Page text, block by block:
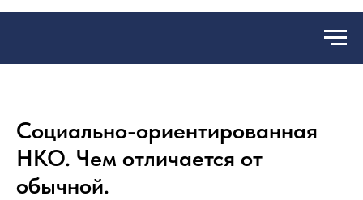
Социально-ориентированная
НКО. Чем отличается от
обычной.